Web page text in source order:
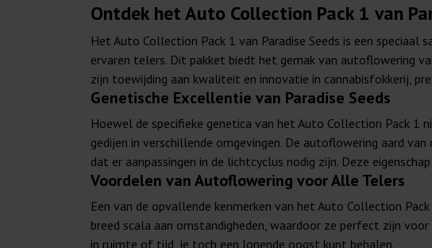
Ontdek het Auto Collection Pack 1 van
Het Auto Collection Pack 1 van Paradise Seeds is een
ervaren telers. Dit pakket biedt het gemak van autoflowering
zijn toewijding aan kwaliteit en innovatie in cannabisfokkerij,
Genetische Excellentie van Paradise Seeds
Hoewel de specifieke genetica van het Auto Collection Pack
gedijen in verschillende omgevingen. De autoflowering aard
dat er aanpassingen in de lichtcyclus nodig zijn. Deze
Voordelen van Autoflowering voor Alle Telers
Een van de opvallende kenmerken van het Auto Collection
breed scala aan omstandigheden, waardoor ze perfect zijn
in ruimte of tijd, je toch een lonende oogst kunt behalen.